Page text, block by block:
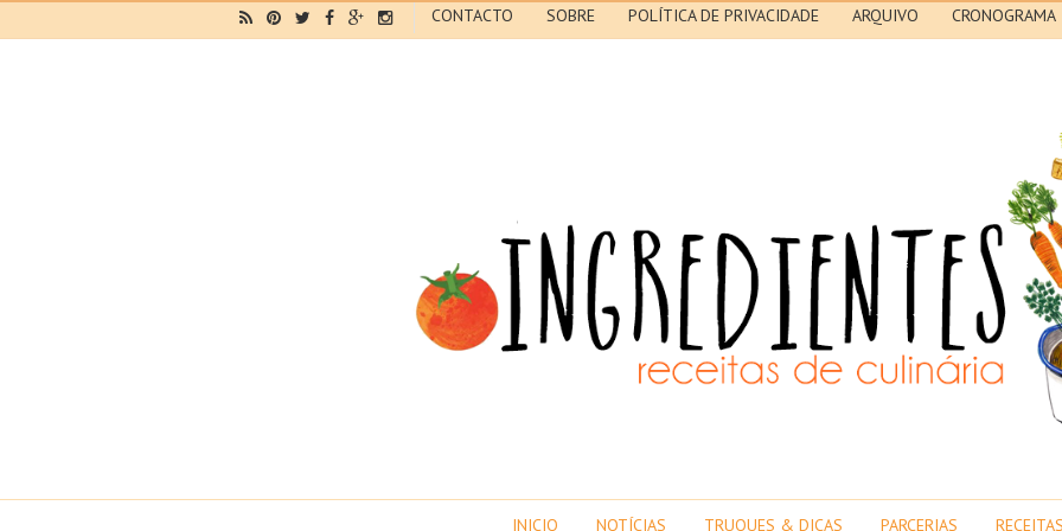
CONTACTO SOBRE POLÍTICA DE PRIVACIDADE ARQUIVO CRONOGRAMA
INICIO NOTÍCIAS TRUQUES & DICAS PARCERIAS